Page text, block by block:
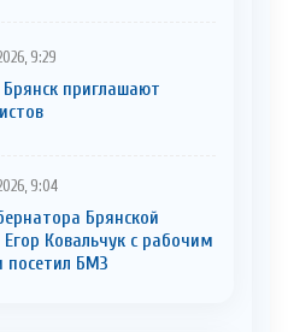
9:29
приглaшают
9:04
Брянской
Егор Ковальчук с рабочим
посетил БМЗ